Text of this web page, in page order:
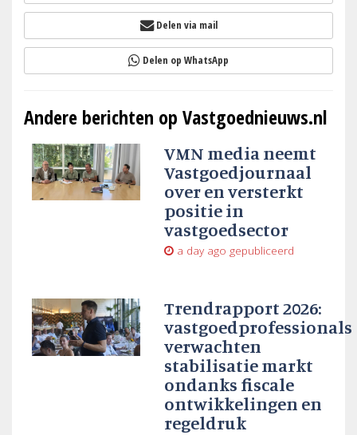
Delen via mail
Delen op WhatsApp
Andere berichten op Vastgoednieuws.nl
VMN media neemt
Vastgoedjournaal
over en versterkt
positie in
vastgoedsector
a day ago gepubliceerd
Trendrapport 2026:
vastgoedprofessionals
verwachten
stabilisatie markt
ondanks fiscale
ontwikkelingen en
regeldruk